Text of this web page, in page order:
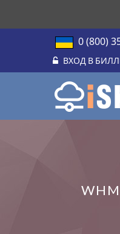
0 (800)
ВХОД В